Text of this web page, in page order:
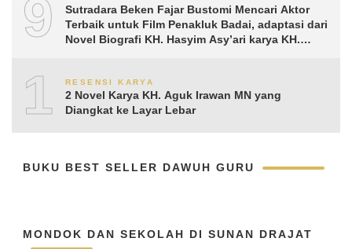
9
Sutradara Beken Fajar Bustomi Mencari Aktor
Terbaik untuk Film Penakluk Badai, adaptasi dari
Novel Biografi KH. Hasyim Asy’ari karya KH.
10RESENSI KARYA
2 Novel Karya KH. Aguk Irawan MN yang
Diangkat ke Layar Lebar
BUKU BEST SELLER DAWUH GURU
MONDOK DAN SEKOLAH DI SUNAN DRAJAT